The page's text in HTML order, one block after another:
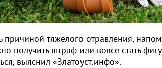
причиной тяжёлого отравления,
получить штраф или вовсе стать
выяснил «Златоуст.инфо».